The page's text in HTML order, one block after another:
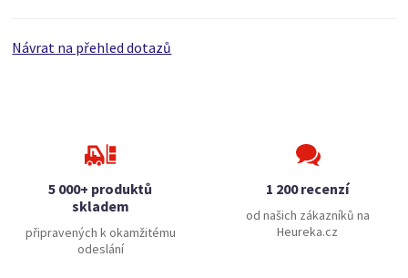
Návrat na přehled dotazů
5 000+ produktů
skladem
připravených k okamžitému
odeslání
1 200 recenzí
od našich zákazníků na
Heureka.cz